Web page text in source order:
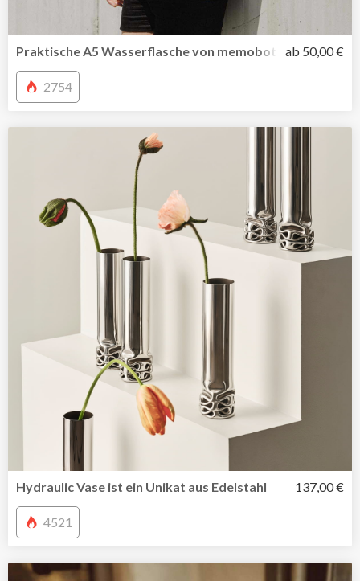
Praktische A5 Wasserflasche von memobottle jetzt auch
ab 50,00 €
2754
Hydraulic Vase ist ein Unikat aus Edelstahl 137,00 €
4521